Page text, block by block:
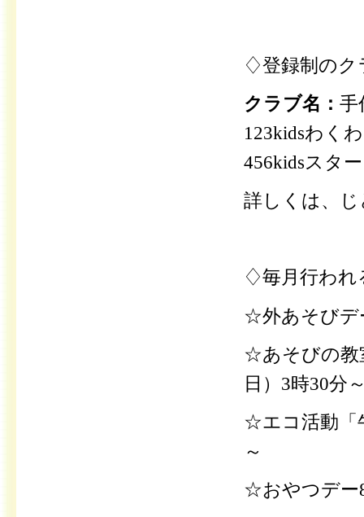
♢登録制の
クラブ名： 手
123kidsわく
456kidsスタ
詳しくは、
♢毎月行わ
☆外あそびデ
☆あそびの教
日）3時30分
☆エコ活動「
～
☆おやつデー